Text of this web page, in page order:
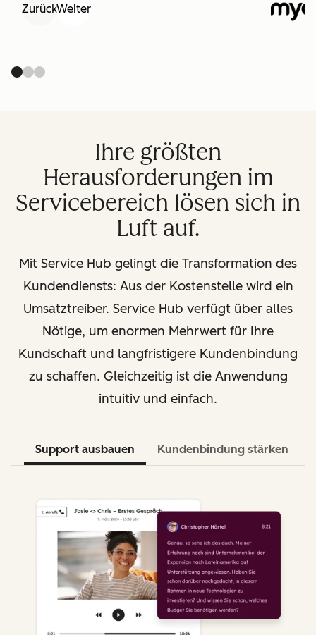
ZurückWeiter
Ihre größten
Herausforderungen im
Servicebereich lösen sich in
Luft auf.
Mit Service Hub gelingt die Transformation des
Kundendiensts: Aus der Kostenstelle wird ein
Umsatztreiber. Service Hub verfügt über alles
Nötige, um enormen Mehrwert für Ihre
Kundschaft und langfristigere Kundenbindung
zu schaffen. Gleichzeitig ist die Anwendung
intuitiv und einfach.
Support ausbauen Kundenbindung stärken